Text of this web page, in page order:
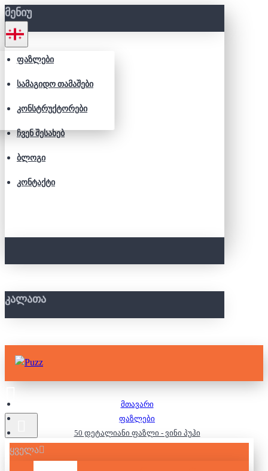
ᲛᲔᲜᲘᲣ
ᲤᲐᲖᲚᲔᲑᲘ
ᲡᲐᲛᲐᲒᲘᲓᲝ ᲗᲐᲛᲐᲨᲔᲑᲘ
ᲙᲝᲜᲡᲢᲠᲣᲥᲢᲝᲠᲔᲑᲘ
ᲩᲕᲔᲜ ᲨᲔᲡᲐᲮᲔᲑ
ᲑᲚᲝᲒᲘ
ᲙᲝᲜᲢᲐᲥᲢᲘ
ᲙᲐᲚᲐᲗᲐ
ყველა
მთავარი
ფაზლები
50 დეტალიანი ფაზლი - ვინი პუჰი